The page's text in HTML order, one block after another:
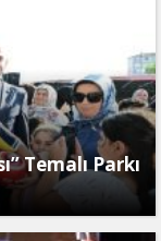
Temalı Parkı